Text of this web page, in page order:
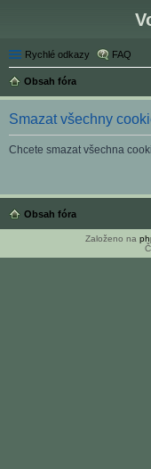
Rychlé odkazy FAQ
Obsah fóra
Smazat všechny
Chcete smazat všechna
Obsah fóra
Založeno na